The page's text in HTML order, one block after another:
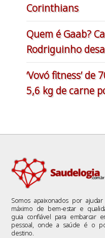
Corinthians
Quem é Gaab?
Rodriguinho
‘Vovó fitness’
5,6 kg de carne
Somos apaixonados por
máximo de bem-estar e
guia confiável para embarcar
pessoal, onde a saúde é o
destino.